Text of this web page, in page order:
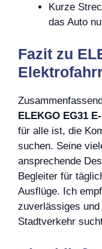
Kurze
das Auto
Fazit zu
ELEKGO EG31
für alle ist, die
suchen. Seine
ansprechende
Begleiter für
Ausflüge. Ich
zuverlässiges
Stadtverkehr